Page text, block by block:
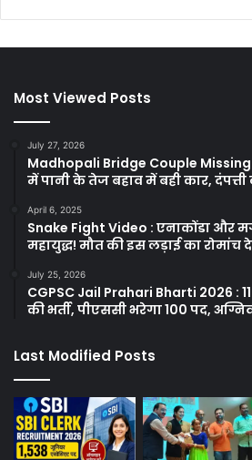
Most Viewed Posts
July 27, 2026
Madhopali Bridge Couple
में पानी के तेज बहाव में बही कार, दंपत्ती
April 6, 2025
Snake Fight Video : एनाकोंडा और
महायुद्ध! मौत की इस लड़ाई का
July 25, 2026
CGPSC Jail Prahari Bharti 2026 :
की भर्ती, पीएससी भरेगा 100 पद,
Last Modified Posts